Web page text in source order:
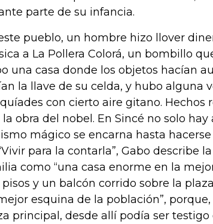
parte de su infancia.
pueblo, un hombre hizo llover
a La Pollera Colorá, un bombillo
una casa donde los objetos hacían
la llave de su celda, y hubo alguna
con cierto aire gitano. Hechos
obra del nobel. En Sincé no solo hay
mágico se encarna hasta
para la contarla”, Gabo describe
como “una casa enorme en la
pisos y un balcón corrido sobre la
esquina de la población”,
principal, desde allí podía ser